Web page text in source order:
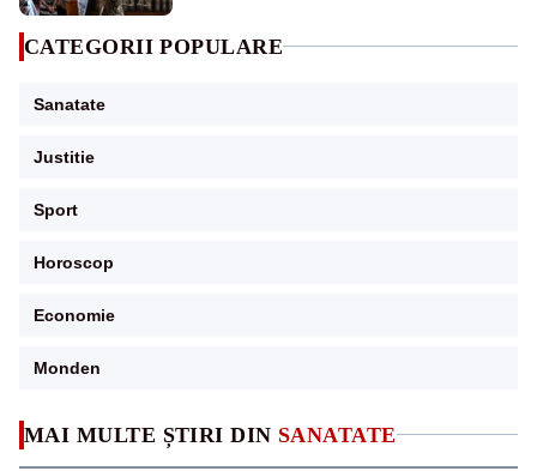
MAI MULTE ȘTIRI DIN SANATATE
CATEGORII POPULARE
Sanatate
Justitie
Sport
Horoscop
Economie
Monden